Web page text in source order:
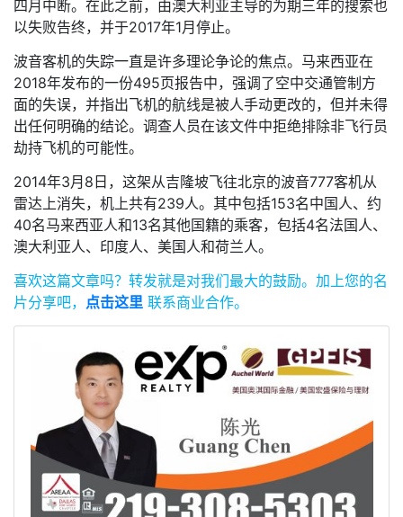
四月中断。在此之前，由澳大利亚主导的为期三年的搜索也
以失败告终，并于2017年1月停止。
波音客机的失踪一直是许多理论争论的焦点。马来西亚在
2018年发布的一份495页报告中，强调了空中交通管制方
面的失误，并指出飞机的航线是被人手动更改的，但并未得
出任何明确的结论。调查人员在该文件中拒绝排除非飞行员
劫持飞机的可能性。
2014年3月8日，这架从吉隆坡飞往北京的波音777客机从
雷达上消失，机上共有239人。其中包括153名中国人、约
40名马来西亚人和13名其他国籍的乘客，包括4名法国人、
澳大利亚人、印度人、美国人和荷兰人。
喜欢这篇文章吗？ 转发就是对我们最大的鼓励。 加上您的名
片分享吧， 点击这里 联系商业合作。